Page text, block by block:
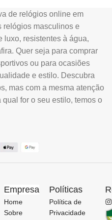
de relógios online em
relógios masculinos e
luxo, resistentes à água,
Quer seja para comprar
ou para ocasiões
e estilo. Descubra
mas com a mesma atenção
for o seu estilo, temos o
Empresa
Home
Sobre
Políticas
Política de
Privacidade